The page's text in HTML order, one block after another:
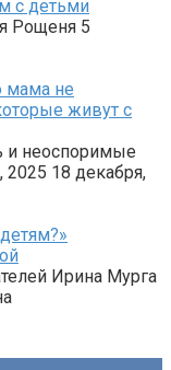
с детьми
Рощеня 5
мама не
живут с
и неоспоримые
18 декабря,
Ирина Мурга